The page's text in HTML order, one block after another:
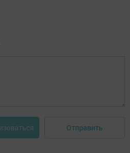
Отправить